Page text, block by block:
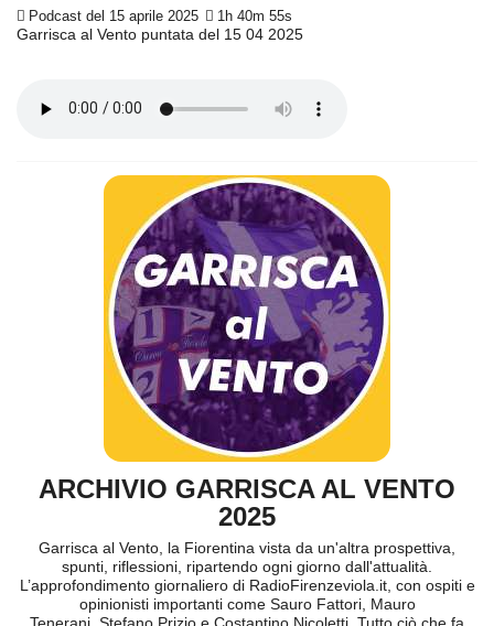
Podcast del 15 aprile 2025 1h 40m 55s
Garrisca al Vento puntata del 15 04 2025
ARCHIVIO GARRISCA AL VENTO
2025
Garrisca al Vento, la Fiorentina vista da un'altra prospettiva,
spunti, riflessioni, ripartendo ogni giorno dall'attualità.
L’approfondimento giornaliero di RadioFirenzeviola.it, con ospiti e
opinionisti importanti come Sauro Fattori, Mauro